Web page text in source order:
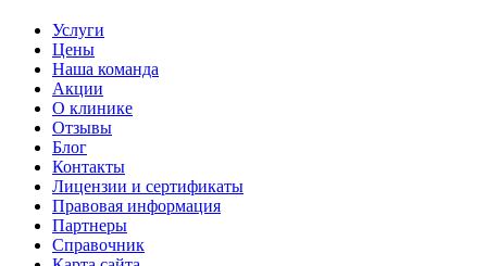
Услуги
Цены
Наша команда
Акции
О клинике
Отзывы
Блог
Контакты
Лицензии и сертификаты
Правовая информация
Партнеры
Справочник